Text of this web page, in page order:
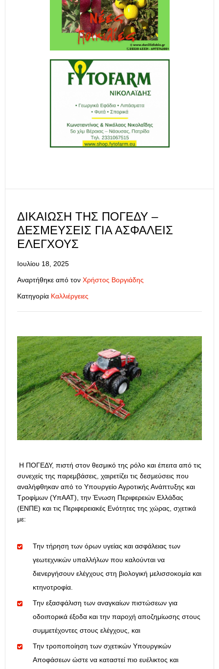
ΔΙΚΑΊΩΣΗ ΤΗΣ ΠΟΓΕΔΥ –
ΔΕΣΜΕΎΣΕΙΣ ΓΙΑ ΑΣΦΑΛΕΊΣ
ΕΛΈΓΧΟΥΣ
Ιουλίου 18, 2025
Αναρτήθηκε από τον Χρήστος Βοργιάδης
Κατηγορία Καλλιέργειες
Η ΠΟΓΕΔΥ, πιστή στον θεσμικό της ρόλο και έπειτα από τις
συνεχείς της παρεμβάσεις, χαιρετίζει τις δεσμεύσεις που
αναλήφθηκαν από το Υπουργείο Αγροτικής Ανάπτυξης και
Τροφίμων (ΥπΑΑΤ), την Ένωση Περιφερειών Ελλάδας
(ΕΝΠΕ) και τις Περιφερειακές Ενότητες της χώρας, σχετικά
με:
Την τήρηση των όρων υγείας και ασφάλειας των
γεωτεχνικών υπαλλήλων που καλούνται να
διενεργήσουν ελέγχους στη βιολογική μελισσοκομία και
κτηνοτροφία.
Την εξασφάλιση των αναγκαίων πιστώσεων για
οδοιπορικά έξοδα και την παροχή αποζημίωσης στους
συμμετέχοντες στους ελέγχους, και
Την τροποποίηση των σχετικών Υπουργικών
Αποφάσεων ώστε να καταστεί πιο ευέλικτος και